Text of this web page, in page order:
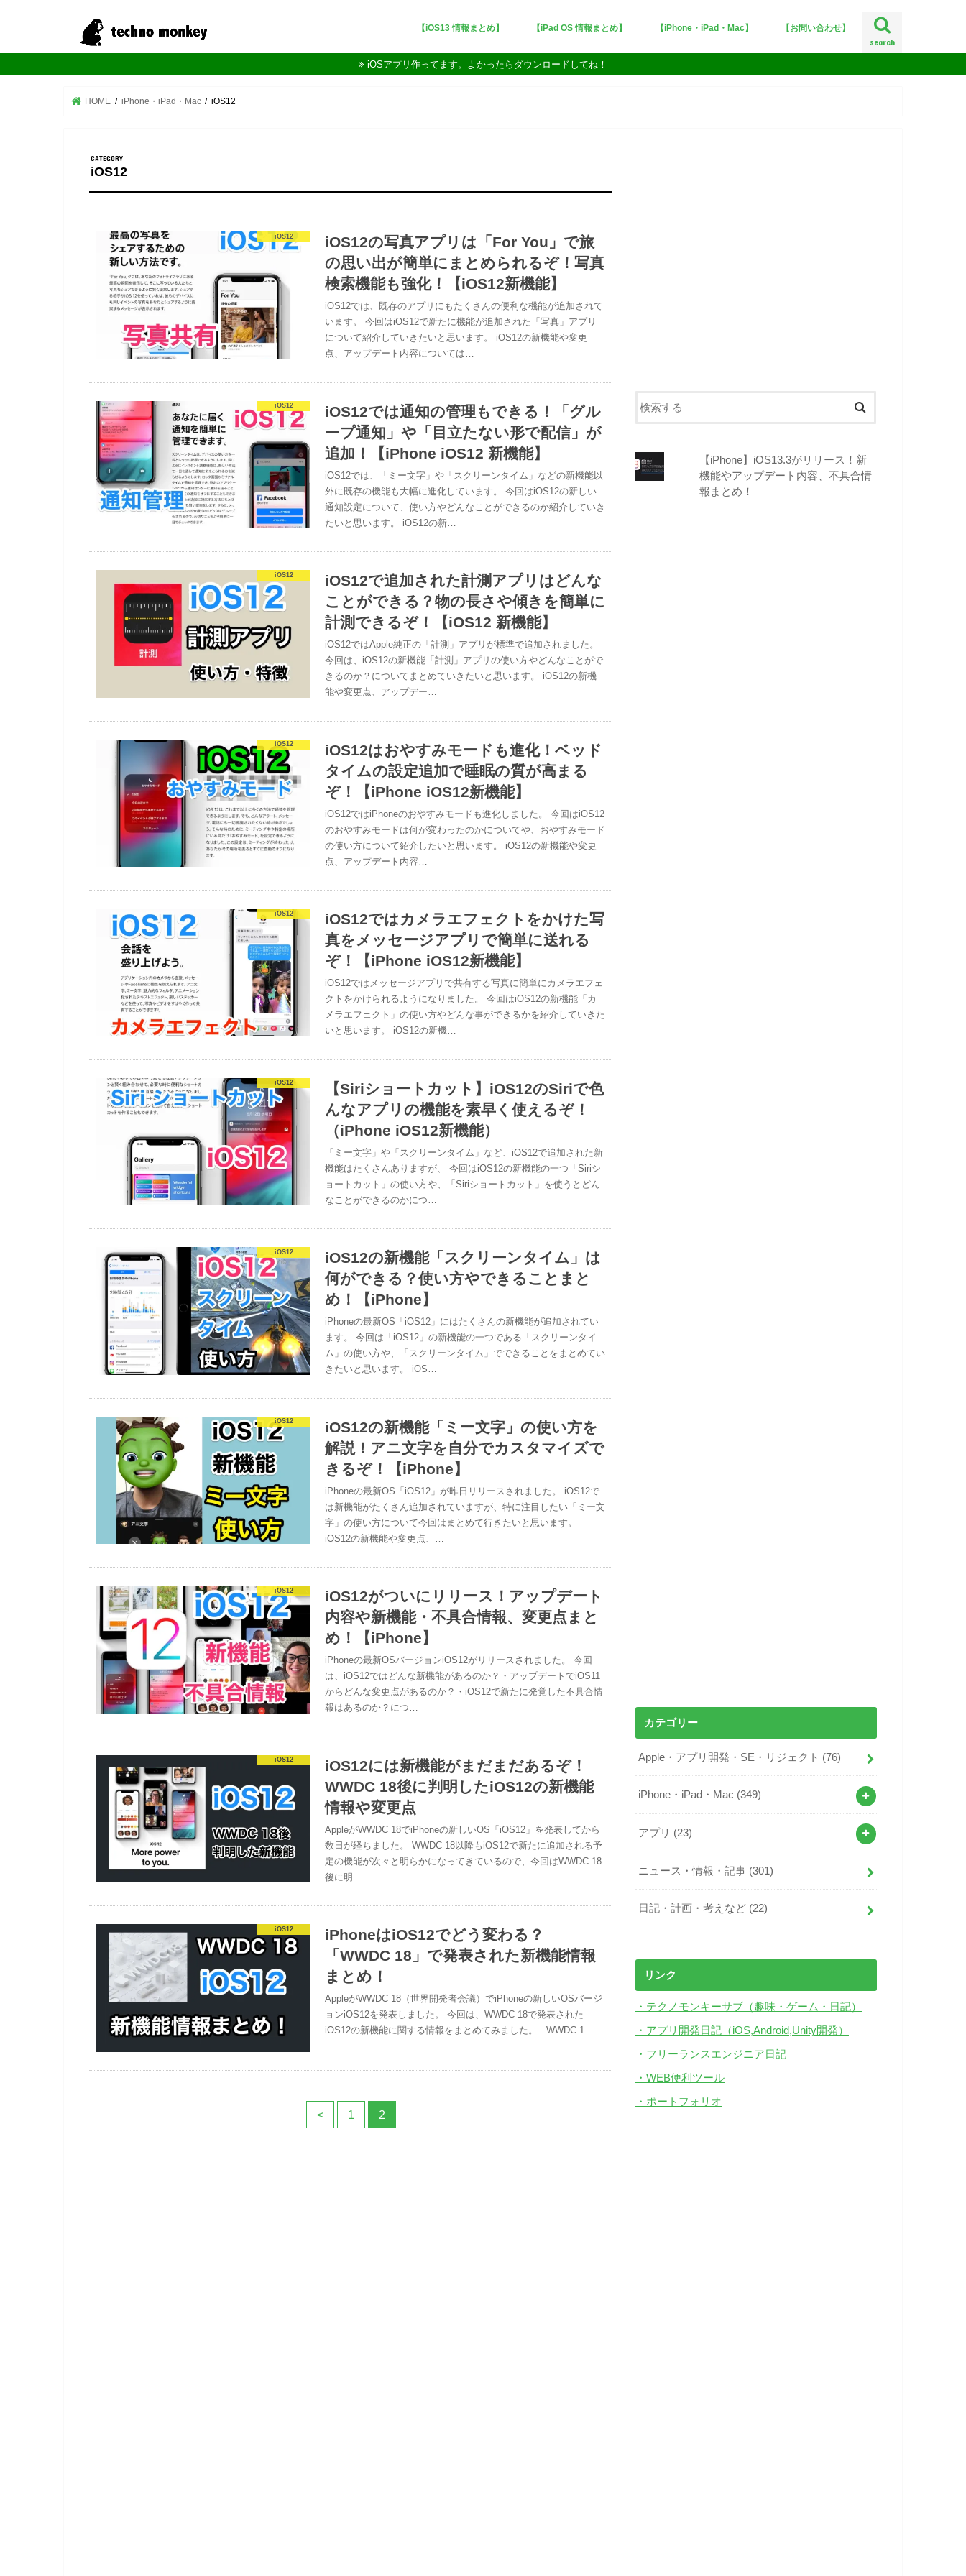
search
【iOS13 情報まとめ】 【iPad OS 情報まとめ】 【iPhone・iPad・Mac】
iPhoneX
iOS12
iOS11
【お問い合わせ】
iOSアプリ作ってます。よかったらダウンロードしてね！
HOME iPhone・iPad・Mac iOS12
iOS12
iOS12
iOS12の写真アプリは「For You」で旅
の思い出が簡単にまとめられるぞ！写真
検索機能も強化！【iOS12新機能】
iOS12では、既存のアプリにもたくさんの便利な機能が追加されて
います。 今回はiOS12で新たに機能が追加された「写真」アプリ
について紹介していきたいと思います。 iOS12の新機能や変更
点、アップデート内容については…
iOS12
iOS12では通知の管理もできる！「グル
ープ通知」や「目立たない形で配信」が
追加！【iPhone iOS12 新機能】
iOS12では、「ミー文字」や「スクリーンタイム」などの新機能以
外に既存の機能も大幅に進化しています。 今回はiOS12の新しい
通知設定について、使い方やどんなことができるのか紹介していき
たいと思います。 iOS12の新…
iOS12
iOS12で追加された計測アプリはどんな
ことができる？物の長さや傾きを簡単に
計測できるぞ！【iOS12 新機能】
iOS12ではApple純正の「計測」アプリが標準で追加されました。
今回は、iOS12の新機能「計測」アプリの使い方やどんなことがで
きるのか？についてまとめていきたいと思います。 iOS12の新機
能や変更点、アップデー…
iOS12
iOS12はおやすみモードも進化！ベッド
タイムの設定追加で睡眠の質が高まる
ぞ！【iPhone iOS12新機能】
iOS12ではiPhoneのおやすみモードも進化しました。 今回はiOS12
のおやすみモードは何が変わったのかについてや、おやすみモード
の使い方について紹介したいと思います。 iOS12の新機能や変更
点、アップデート内容…
iOS12
iOS12ではカメラエフェクトをかけた写
真をメッセージアプリで簡単に送れる
ぞ！【iPhone iOS12新機能】
iOS12ではメッセージアプリで共有する写真に簡単にカメラエフェ
クトをかけられるようになりました。 今回はiOS12の新機能「カ
メラエフェクト」の使い方やどんな事ができるかを紹介していきた
いと思います。 iOS12の新機…
iOS12
【Siriショートカット】iOS12のSiriで色
んなアプリの機能を素早く使えるぞ！
（iPhone iOS12新機能）
「ミー文字」や「スクリーンタイム」など、iOS12で追加された新
機能はたくさんありますが、 今回はiOS12の新機能の一つ「Siriシ
ョートカット」の使い方や、「Siriショートカット」を使うとどん
なことができるのかにつ…
iOS12
iOS12の新機能「スクリーンタイム」は
何ができる？使い方やできることまと
め！【iPhone】
iPhoneの最新OS「iOS12」にはたくさんの新機能が追加されてい
ます。 今回は「iOS12」の新機能の一つである「スクリーンタイ
ム」の使い方や、「スクリーンタイム」でできることをまとめてい
きたいと思います。 iOS…
iOS12
iOS12の新機能「ミー文字」の使い方を
解説！アニ文字を自分でカスタマイズで
きるぞ！【iPhone】
iPhoneの最新OS「iOS12」が昨日リリースされました。 iOS12で
は新機能がたくさん追加されていますが、特に注目したい「ミー文
字」の使い方について今回はまとめて行きたいと思います。
iOS12の新機能や変更点、…
iOS12
iOS12がついにリリース！アップデート
内容や新機能・不具合情報、変更点まと
め！【iPhone】
iPhoneの最新OSバージョンiOS12がリリースされました。 今回
は、iOS12ではどんな新機能があるのか？・アップデートでiOS11
からどんな変更点があるのか？・iOS12で新たに発覚した不具合情
報はあるのか？につ…
iOS12
iOS12には新機能がまだまだあるぞ！
WWDC 18後に判明したiOS12の新機能
情報や変更点
AppleがWWDC 18でiPhoneの新しいOS「iOS12」を発表してから
数日が経ちました。 WWDC 18以降もiOS12で新たに追加される予
定の機能が次々と明らかになってきているので、今回はWWDC 18
後に明…
iOS12
iPhoneはiOS12でどう変わる？
「WWDC 18」で発表された新機能情報
まとめ！
AppleがWWDC 18（世界開発者会議）でiPhoneの新しいOSバージ
ョンiOS12を発表しました。 今回は、WWDC 18で発表された
iOS12の新機能に関する情報をまとめてみました。 WWDC 1…
< 1 2
【iPhone】iOS13.3がリリース！新
機能やアップデート内容、不具合情
報まとめ！
カテゴリー
Apple・アプリ開発・SE・リジェクト (76)
iPhone・iPad・Mac (349)
アプリ (23)
ニュース・情報・記事 (301)
日記・計画・考えなど (22)
リンク
・テクノモンキーサブ（趣味・ゲーム・日記）
・アプリ開発日記（iOS,Android,Unity開発）
・フリーランスエンジニア日記
・WEB便利ツール
・ポートフォリオ